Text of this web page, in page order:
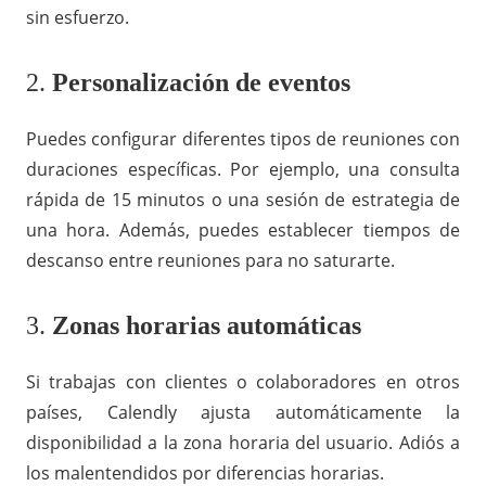
sin esfuerzo.
2. Personalización de eventos
Puedes configurar diferentes tipos de reuniones con
duraciones específicas. Por ejemplo, una consulta
rápida de 15 minutos o una sesión de estrategia de
una hora. Además, puedes establecer tiempos de
descanso entre reuniones para no saturarte.
3. Zonas horarias automáticas
Si trabajas con clientes o colaboradores en otros
países, Calendly ajusta automáticamente la
disponibilidad a la zona horaria del usuario. Adiós a
los malentendidos por diferencias horarias.